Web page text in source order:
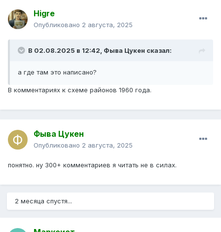
Higre
Опубликовано 2 августа, 2025
В 02.08.2025 в 12:42, Фыва Цукен сказал:
а где там это написано?
В комментариях к схеме районов 1960 года.
Фыва Цукен
Опубликовано 2 августа, 2025
понятно. ну 300+ комментариев я читать не в силах.
2 месяца спустя...